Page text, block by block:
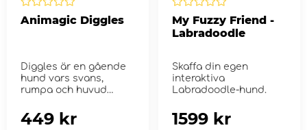
Animagic Diggles
Diggles är en gående
hund vars svans,
rumpa och huvud
449 kr
My Fuzzy Friend -
Labradoodle
Skaffa din egen
interaktiva
Labradoodle-hund.
1599 kr